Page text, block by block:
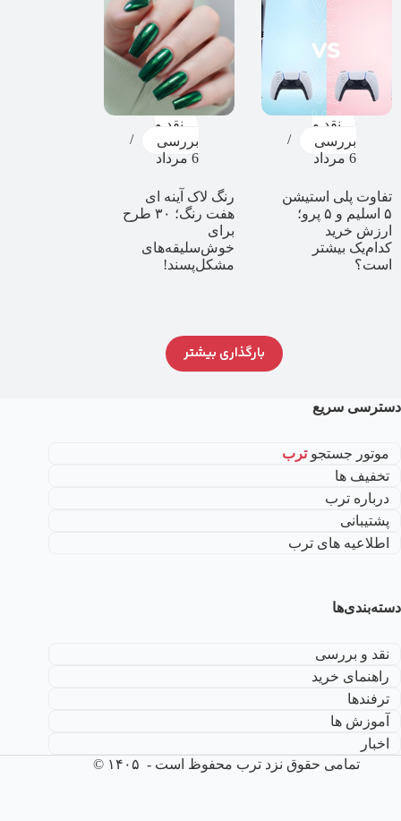
نقد و
بررسی
6 مرداد
تفاوت پلی استیشن
۵ اسلیم و ۵ پرو؛
ارزش خرید
کدام‌یک بیشتر
است؟
نقد و
بررسی
6 مرداد
رنگ لاک آینه ای
هفت رنگ؛ ۳۰ طرح
برای
خوش‌سلیقه‌های
مشکل‌پسند!
بارگذاری بیشتر
دسترسی سریع
موتور جستجوترب
تخفیف ها
درباره ترب
پشتیبانی
اطلاعیه های ترب
دسته‌بندی‌ها
نقد و بررسی
راهنمای خرید
ترفندها
آموزش ها
اخبار
تمامی حقوق نزد ترب محفوظ است - ۱۴۰۵ ©